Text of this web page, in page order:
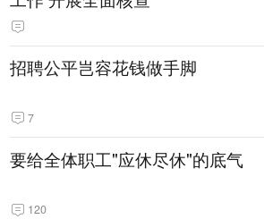
招聘公平岂容花钱做手脚
7
要给全体职工"应休尽休"的底气
120